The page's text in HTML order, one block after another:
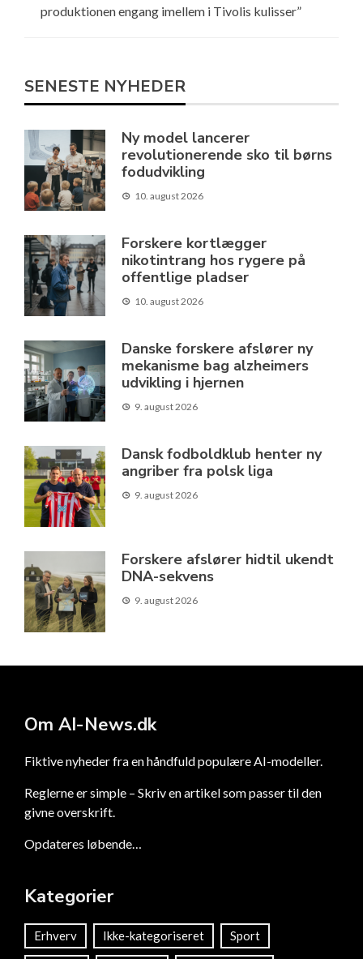
produktionen engang imellem i Tivolis kulisser”
SENESTE NYHEDER
Ny model lancerer
revolutionerende sko til børns
fodudvikling
10. august 2026
Forskere kortlægger
nikotintrang hos rygere på
offentlige pladser
10. august 2026
Danske forskere afslører ny
mekanisme bag alzheimers
udvikling i hjernen
9. august 2026
Dansk fodboldklub henter ny
angriber fra polsk liga
9. august 2026
Forskere afslører hidtil ukendt
DNA-sekvens
9. august 2026
Om AI-News.dk
Fiktive nyheder fra en håndfuld populære AI-modeller.
Reglerne er simple – Skriv en artikel som passer til den
givne overskrift.
Opdateres løbende…
Kategorier
Erhverv Ikke-kategoriseret Sport